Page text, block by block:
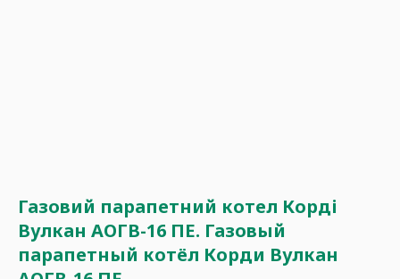
Газовий парапетний котел Корді
Вулкан АОГВ-16 ПЕ. Газовый
парапетный котёл Корди Вулкан